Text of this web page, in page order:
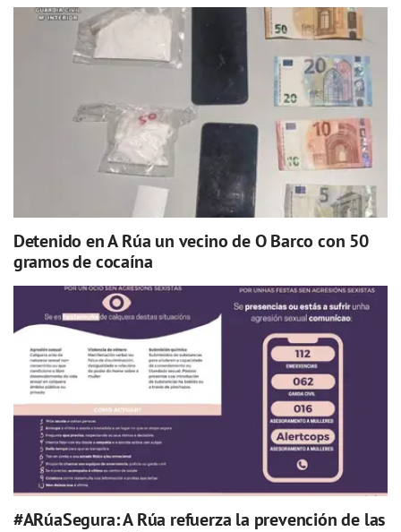
Detenido en A Rúa un vecino de O Barco con 50
gramos de cocaína
#ARúaSegura: A Rúa refuerza la prevención de las